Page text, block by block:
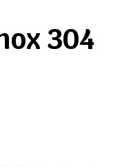
304